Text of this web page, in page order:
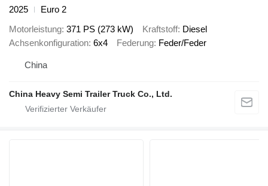
2025
Euro 2
Motorleistung 371 PS (273 kW) Kraftstoff Diesel
Achsenkonfiguration 6x4 Federung Feder/Feder
China
China Heavy Semi Trailer Truck Co., Ltd.